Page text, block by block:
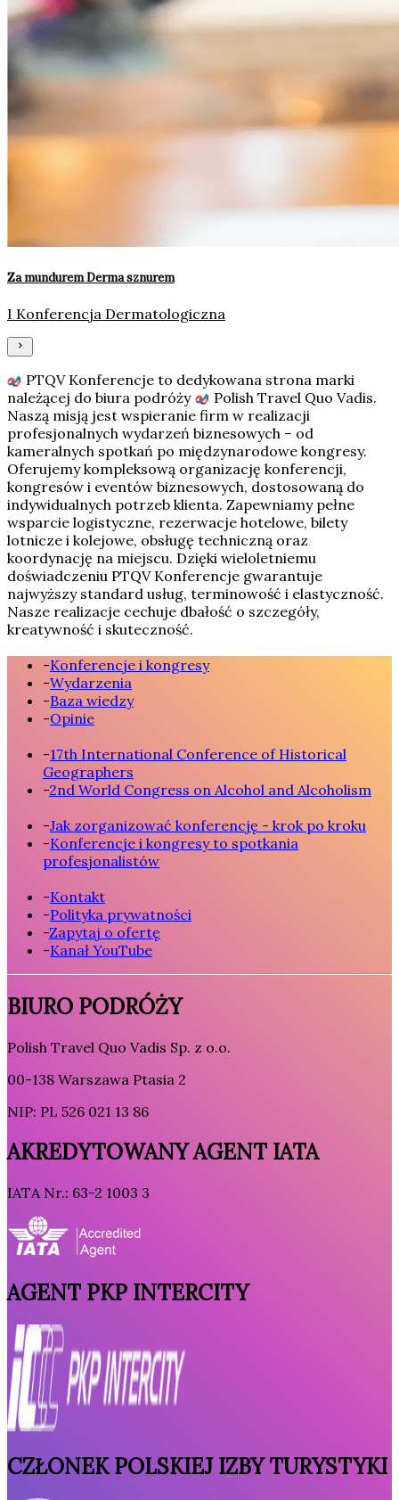
Za mundurem Derma sznurem
I Konferencja Dermatologiczna
PTQV Konferencje to dedykowana strona marki
należącej do biura podróży
Polish Travel Quo Vadis.
Naszą misją jest wspieranie firm w realizacji
profesjonalnych wydarzeń biznesowych – od
kameralnych spotkań po międzynarodowe kongresy.
Oferujemy kompleksową organizację konferencji,
kongresów i eventów biznesowych, dostosowaną do
indywidualnych potrzeb klienta. Zapewniamy pełne
wsparcie logistyczne, rezerwacje hotelowe, bilety
lotnicze i kolejowe, obsługę techniczną oraz
koordynację na miejscu. Dzięki wieloletniemu
doświadczeniu PTQV Konferencje gwarantuje
najwyższy standard usług, terminowość i elastyczność.
Nasze realizacje cechuje dbałość o szczegóły,
kreatywność i skuteczność.
-Konferencje i kongresy
-Wydarzenia
-Baza wiedzy
-Opinie
-17th International Conference of Historical
Geographers
-2nd World Congress on Alcohol and Alcoholism
-Jak zorganizować konferencję - krok po kroku
-Konferencje i kongresy to spotkania
profesjonalistów
-Kontakt
-Polityka prywatności
-Zapytaj o ofertę
-Kanał YouTube
BIURO PODRÓŻY
Polish Travel Quo Vadis Sp. z o.o.
00-138 Warszawa Ptasia 2
NIP: PL 526 021 13 86
AKREDYTOWANY AGENT IATA
IATA Nr.: 63-2 1003 3
AGENT PKP INTERCITY
CZŁONEK POLSKIEJ IZBY TURYSTYKI